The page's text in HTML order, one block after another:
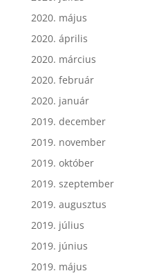
2020. május
2020. április
2020. március
2020. február
2020. január
2019. december
2019. november
2019. október
2019. szeptember
2019. augusztus
2019. július
2019. június
2019. május